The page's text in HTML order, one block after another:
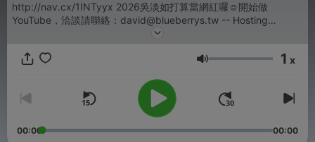
http://nav.cx/1INTyyx 2026吳淡如打算當網紅囉☺️開始做
YouTube，洽談請聯絡：david@blueberrys.tw -- Hosting
음량 1 x
00:00 00:00